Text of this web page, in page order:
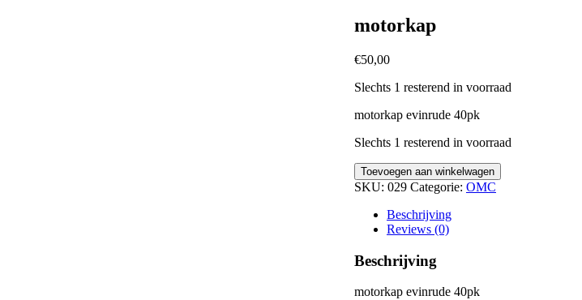
motorkap
€50,00
Slechts 1 resterend in voorraad
motorkap evinrude 40pk
Slechts 1 resterend in voorraad
motorkap
quantity
Toevoegen aan winkelwagen
SKU: 029 Categorie: OMC
Beschrijving
Reviews (0)
Beschrijving
motorkap evinrude 40pk